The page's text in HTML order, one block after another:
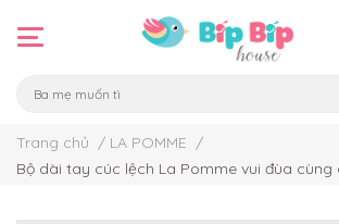
Trang chủ / LA POMME /
Bộ dài tay cúc lệch La Pomme vui đùa cùng